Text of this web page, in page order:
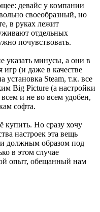
девайс у компании
своеобразный, но
в руках лежит
отдельных
почувствовать.
указать минусы, а они в
(и даже в качестве
установка Steam, т.к. все
Big Picture (а настройки
и не во всем удобен,
софта.
купить. Но сразу хочу
настроек эта вещь
должным образом под
в этом случае
опыт, обещанный нам